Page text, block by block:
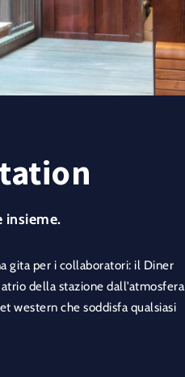
insieme.
gita per i collaboratori: il Diner
della stazione dall’atmosfera
western che soddisfa qualsiasi
Il pacchetto per le bevande